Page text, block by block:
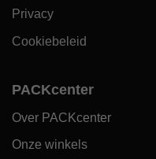
Privacy
Cookiebeleid
PACKcenter
Over PACKcenter
Onze winkels